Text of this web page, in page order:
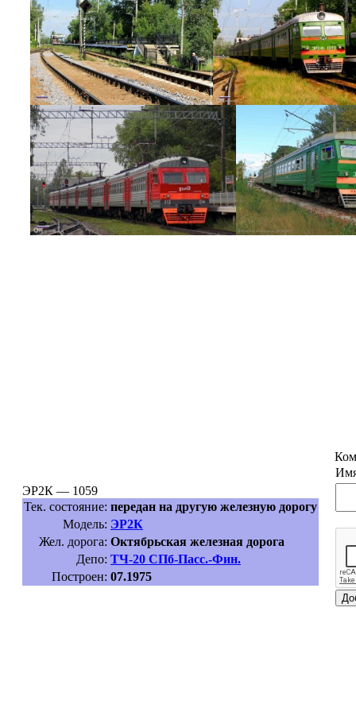
ЭР2К — 1059
Тек. состояние: передан на другую железную дорогу
Модель: ЭР2К
Жел. дорога: Октябрьская железная дорога
Депо: ТЧ-20 СПб-Пасс.-Фин.
Построен: 07.1975